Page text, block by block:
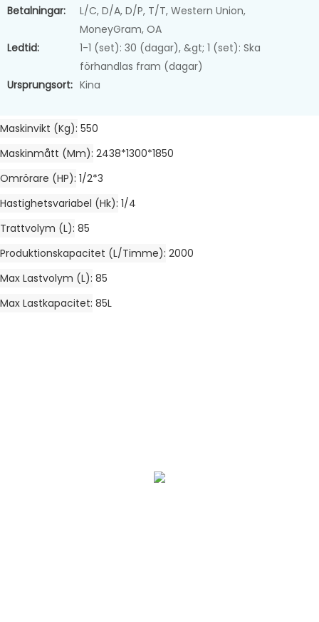
Betalningar:
L/C, D/A, D/P, T/T, Western Union,
MoneyGram, OA
Ledtid:
1-1 (set): 30 (dagar), &gt; 1 (set): Ska
förhandlas fram (dagar)
Ursprungsort: Kina
Maskinvikt (kg) 550
Maskinmått (mm) 2438*1300*1850
Omrörare (HP) 1/2*3
Hastighetsvariabel (hk) 1/4
Trattvolym (L) 85
Produktionskapacitet (L/timme) 2000
Max Lastvolym (L) 85
Max Lastkapacitet 85L